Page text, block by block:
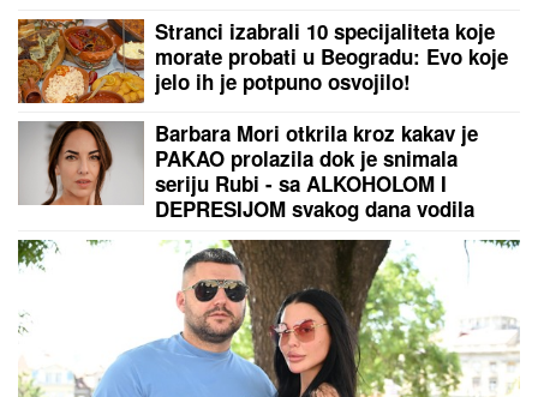
OVO JE RODNA KUĆA ANE
NIKOLIĆ:Trava dostigla visinu
ograde, delići FASADE OTPADAJU
GODINAMA, sve deluje kao da su
"digli ruke" od nje! (FOTO)
ISIDORA ISPRED POLICIJSKE
STANICEPrvo oglašavanje žene
Sergeja Trifunovića nakon što su
ZVALI NADLEŽNE zbog nje: "Samo